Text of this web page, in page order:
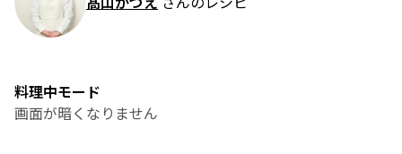
料理中モード
画面が暗くなりません